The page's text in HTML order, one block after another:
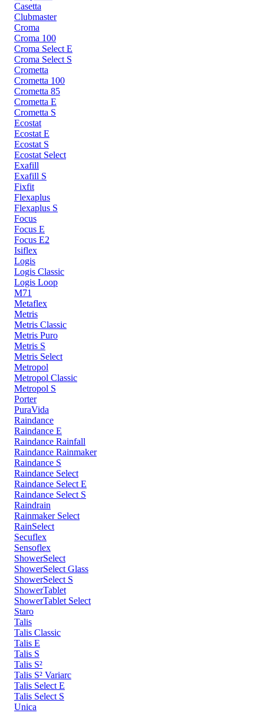
Casetta
Clubmaster
Croma
Croma 100
Croma Select E
Croma Select S
Crometta
Crometta 100
Crometta 85
Crometta E
Crometta S
Ecostat
Ecostat E
Ecostat S
Ecostat Select
Exafill
Exafill S
Fixfit
Flexaplus
Flexaplus S
Focus
Focus E
Focus E2
Isiflex
Logis
Logis Classic
Logis Loop
M71
Metaflex
Metris
Metris Classic
Metris Puro
Metris S
Metris Select
Metropol
Metropol Classic
Metropol S
Porter
PuraVida
Raindance
Raindance E
Raindance Rainfall
Raindance Rainmaker
Raindance S
Raindance Select
Raindance Select E
Raindance Select S
Raindrain
Rainmaker Select
RainSelect
Secuflex
Sensoflex
ShowerSelect
ShowerSelect Glass
ShowerSelect S
ShowerTablet
ShowerTablet Select
Staro
Talis
Talis Classic
Talis E
Talis S
Talis S²
Talis S² Variarc
Talis Select E
Talis Select S
Unica